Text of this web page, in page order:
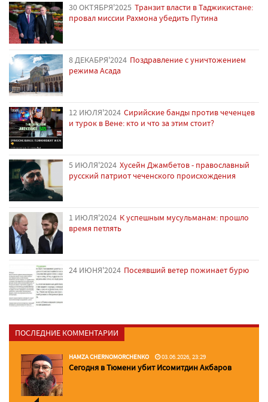
30 ОКТЯБРЯ'2025 Транзит власти в Таджикистане:
провал миссии Рахмона убедить Путина
8 ДЕКАБРЯ'2024 Поздравление с уничтожением
режима Асада
12 ИЮЛЯ'2024 Сирийские банды против чеченцев
и турок в Вене: кто и что за этим стоит?
5 ИЮЛЯ'2024 Хусейн Джамбетов - православный
русский патриот чеченского происхождения
1 ИЮЛЯ'2024 К успешным мусульманам: прошло
время петлять
24 ИЮНЯ'2024 Посеявший ветер пожинает бурю
ПОСЛЕДНИЕ КОММЕНТАРИИ
HAMZA CHERNOMORCHENKO 03.06.2026, 23:29
Сегодня в Тюмени убит Исомитдин Акбаров